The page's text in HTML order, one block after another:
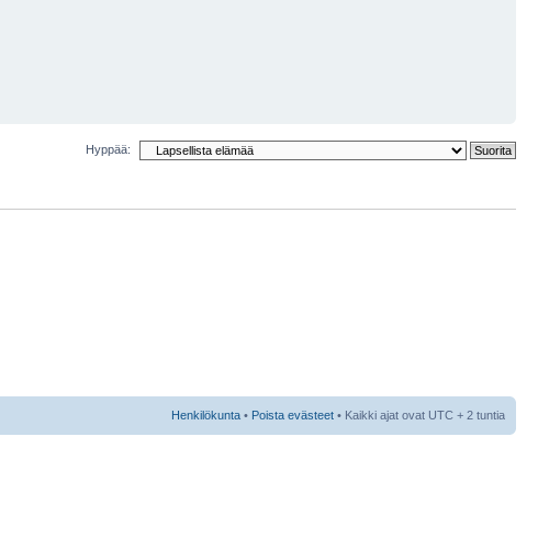
Hyppää:
Henkilökunta • Poista evästeet • Kaikki ajat ovat UTC + 2 tuntia